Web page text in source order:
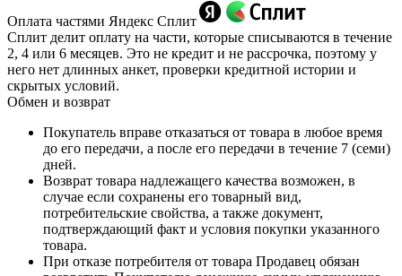
Оплата частями Яндекс Сплит
Сплит делит оплату на части, которые списываются в течение
2, 4 или 6 месяцев. Это не кредит и не рассрочка, поэтому у
него нет длинных анкет, проверки кредитной истории и
скрытых условий.
Обмен и возврат
Покупатель вправе отказаться от товара в любое время
до его передачи, а после его передачи в течение 7 (семи)
дней.
Возврат товара надлежащего качества возможен, в
случае если сохранены его товарный вид,
потребительские свойства, а также документ,
подтверждающий факт и условия покупки указанного
товара.
При отказе потребителя от товара Продавец обязан